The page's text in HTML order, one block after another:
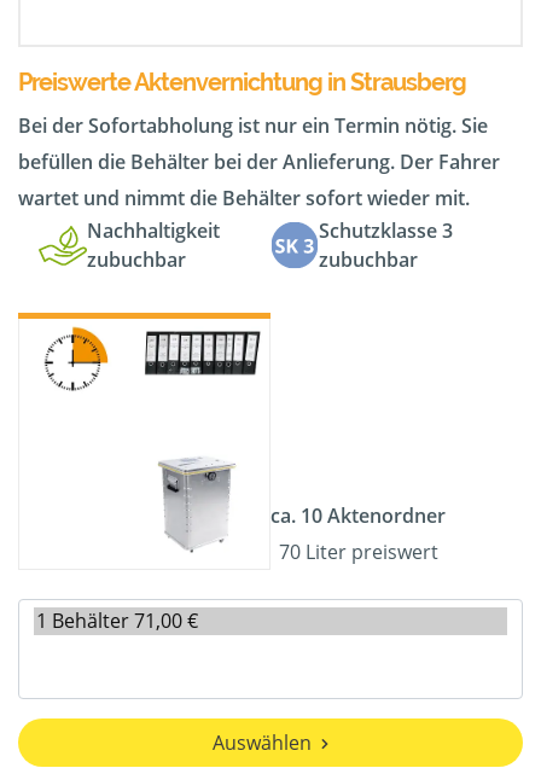
Preiswerte Aktenvernichtung in Strausberg
Bei der Sofortabholung ist nur ein Termin nötig. Sie
befüllen die Behälter bei der Anlieferung. Der Fahrer
wartet und nimmt die Behälter sofort wieder mit.
Nachhaltigkeit
zubuchbar
Schutzklasse 3
zubuchbar
ca. 10 Aktenordner
70 Liter preiswert
Auswählen